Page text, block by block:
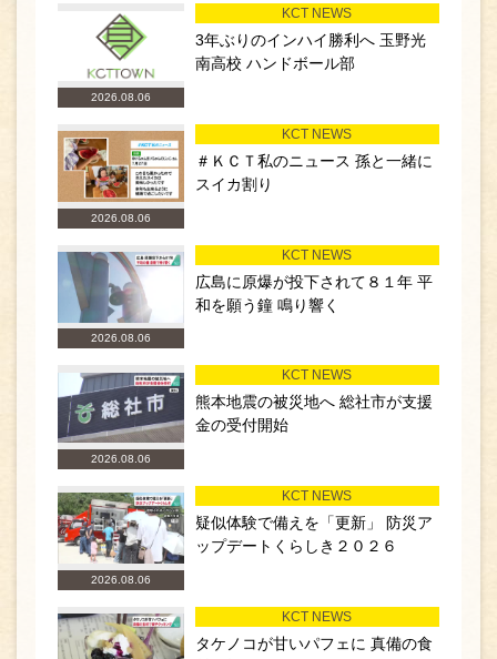
2026.08.06
KCT NEWS
3年ぶりのインハイ勝利へ 玉野光
南高校 ハンドボール部
2026.08.06
KCT NEWS
＃ＫＣＴ私のニュース 孫と一緒に
スイカ割り
2026.08.06
KCT NEWS
広島に原爆が投下されて８１年 平
和を願う鐘 鳴り響く
2026.08.06
KCT NEWS
熊本地震の被災地へ 総社市が支援
金の受付開始
2026.08.06
KCT NEWS
疑似体験で備えを「更新」 防災ア
ップデートくらしき２０２６
KCT NEWS
タケノコが甘いパフェに 真備の食